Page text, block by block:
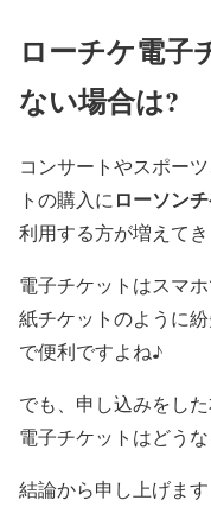
ローチケ電子
ない場合は?
コンサートやスポー
トの購入に ローソン
利用する方が増えてき
電子チケットはスマ
紙チケットのように
で便利ですよね♪
でも、 申し込みをし
電子チケットはどうな
結論から申し上げます